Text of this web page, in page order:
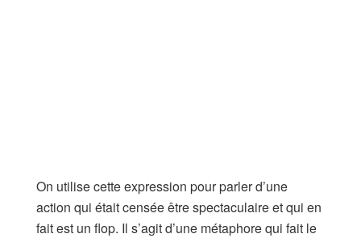
On utilise cette expression pour parler d’une
action qui était censée être spectaculaire et qui en
fait est un flop. Il s’agit d’une métaphore qui fait le